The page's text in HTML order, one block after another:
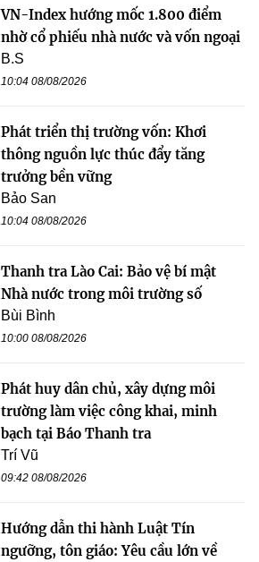
VN-Index hướng mốc 1.800 điểm
nhờ cổ phiếu nhà nước và vốn ngoại
B.S
10:04 08/08/2026
Phát triển thị trường vốn: Khơi
thông nguồn lực thúc đẩy tăng
trưởng bền vững
Bảo San
10:04 08/08/2026
Thanh tra Lào Cai: Bảo vệ bí mật
Nhà nước trong môi trường số
Bùi Bình
10:00 08/08/2026
Phát huy dân chủ, xây dựng môi
trường làm việc công khai, minh
bạch tại Báo Thanh tra
Trí Vũ
09:42 08/08/2026
Hướng dẫn thi hành Luật Tín
ngưỡng, tôn giáo: Yêu cầu lớn về